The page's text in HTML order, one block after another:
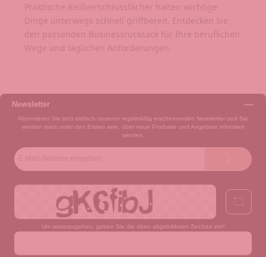
Praktische Reißverschlussfächer halten wichtige
Dinge unterwegs schnell griffbereit. Entdecken Sie
den passenden Businessrucksack für Ihre beruflichen
Wege und täglichen Anforderungen.
Newsletter
Abonnieren Sie jetzt einfach unseren regelmäßig erscheinenden Newsletter und Sie
werden stets unter den Ersten sein, über neue Produkte und Angebote informiert
werden.
Um weiterzugehen, geben Sie die oben abgebildeten Zeichen ein*